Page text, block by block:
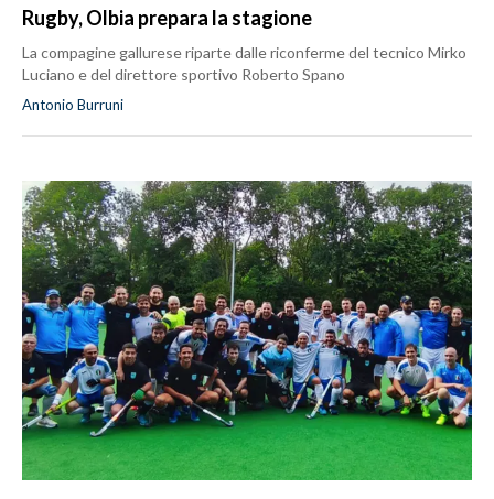
Rugby, Olbia prepara la stagione
La compagine gallurese riparte dalle riconferme del tecnico Mirko
Luciano e del direttore sportivo Roberto Spano
Antonio Burruni